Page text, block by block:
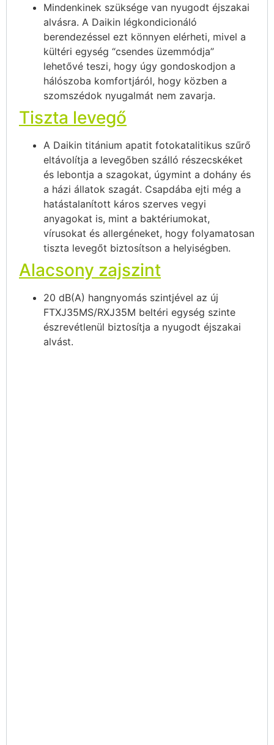
Mindenkinek szüksége van nyugodt éjszakai
alvásra. A Daikin légkondicionáló
berendezéssel ezt könnyen elérheti, mivel a
kültéri egység “csendes üzemmódja”
lehetővé teszi, hogy úgy gondoskodjon a
hálószoba komfortjáról, hogy közben a
szomszédok nyugalmát nem zavarja.
Tiszta levegő
A Daikin titánium apatit fotokatalitikus szűrő
eltávolítja a levegőben szálló részecskéket
és lebontja a szagokat, úgymint a dohány és
a házi állatok szagát. Csapdába ejti még a
hatástalanított káros szerves vegyi
anyagokat is, mint a baktériumokat,
vírusokat és allergéneket, hogy folyamatosan
tiszta levegőt biztosítson a helyiségben.
Alacsony zajszint
20 dB(A) hangnyomás szintjével az új
FTXJ35MS/RXJ35M beltéri egység szinte
észrevétlenül biztosítja a nyugodt éjszakai
alvást.